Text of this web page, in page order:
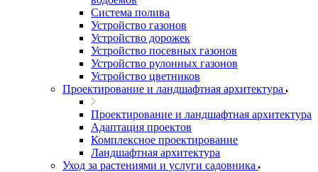
Система полива
Устройство газонов
Устройство дорожек
Устройство посевных газонов
Устройство рулонных газонов
Устройство цветников
Проектирование и ландшафтная архитектура
Проектирование и ландшафтная архитектура
Адаптация проектов
Комплексное проектирование
Ландшафтная архитектура
Уход за растениями и услуги садовника